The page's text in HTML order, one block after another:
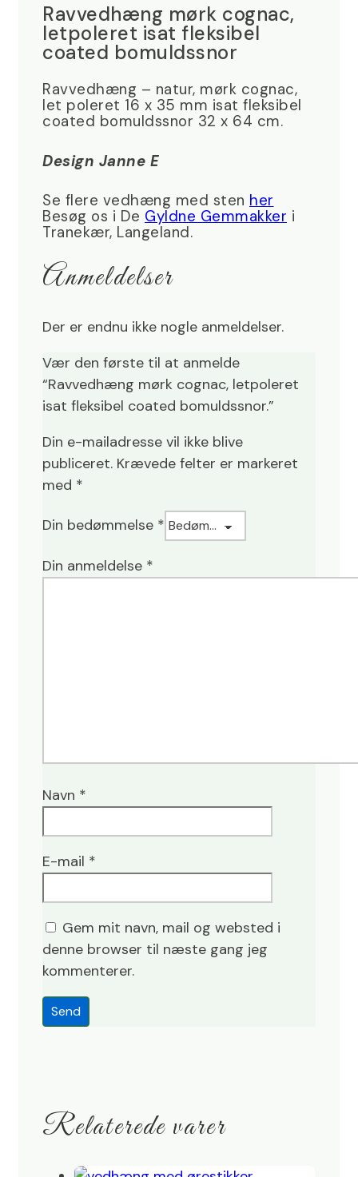
fleksibel
coated
bomuldssnor.
antal
Ravvedhæng mørk cognac,
letpoleret isat fleksibel
coated bomuldssnor
Ravvedhæng – natur, mørk cognac,
let poleret 16 x 35 mm isat fleksibel
coated bomuldssnor 32 x 64 cm.
Design Janne E
Se flere vedhæng med sten her
Besøg os i De Gyldne Gemmakker i
Tranekær, Langeland.
Anmeldelser
Der er endnu ikke nogle anmeldelser.
Vær den første til at anmelde
“Ravvedhæng mørk cognac, letpoleret
isat fleksibel coated bomuldssnor.”
Din e-mailadresse vil ikke blive
publiceret. Krævede felter er markeret
med *
Din bedømmelse *
Din anmeldelse *
Navn *
E-mail *
Gem mit navn, mail og websted i
denne browser til næste gang jeg
kommenterer.
Relaterede varer